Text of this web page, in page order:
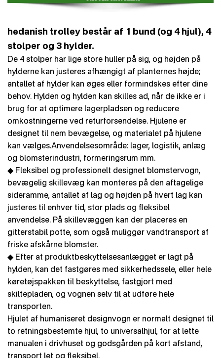
hedanish trolley består af 1 bund (og 4 hjul), 4
stolper og 3 hylder.
De 4 stolper har lige store huller på sig, og højden på
hylderne kan justeres afhængigt af planternes højde;
antallet af hylder kan øges eller formindskes efter dine
behov. Hylden og hylden kan skilles ad, når de ikke er i
brug for at optimere lagerpladsen og reducere
omkostningerne ved returforsendelse. Hjulene er
designet til nem bevægelse, og materialet på hjulene
kan vælges.Anvendelsesområde: lager, logistik, anlæg
og blomsterindustri, formeringsrum mm.
◆ Fleksibel og professionelt designet blomstervogn,
bevægelig skillevæg kan monteres på den aftagelige
sideramme, antallet af lag og højden på hvert lag kan
justeres til enhver tid, stor plads og fleksibel
anvendelse. På skillevæggen kan der placeres en
gitterstabil potte, som også muliggør vandtransport af
friske afskårne blomster.
◆ Efter at produktbeskyttelsesanlægget er lagt på
hylden, kan det fastgøres med sikkerhedssele, eller hele
køretøjspakken til beskyttelse, fastgjort med
skiltepladen, og vognen selv til at udføre hele
transporten.
Hjulet af humaniseret designvogn er normalt designet til
to retningsbestemte hjul, to universalhjul, for at lette
manualen i drivhuset og godsgården på kort afstand,
transport let og fleksibel.